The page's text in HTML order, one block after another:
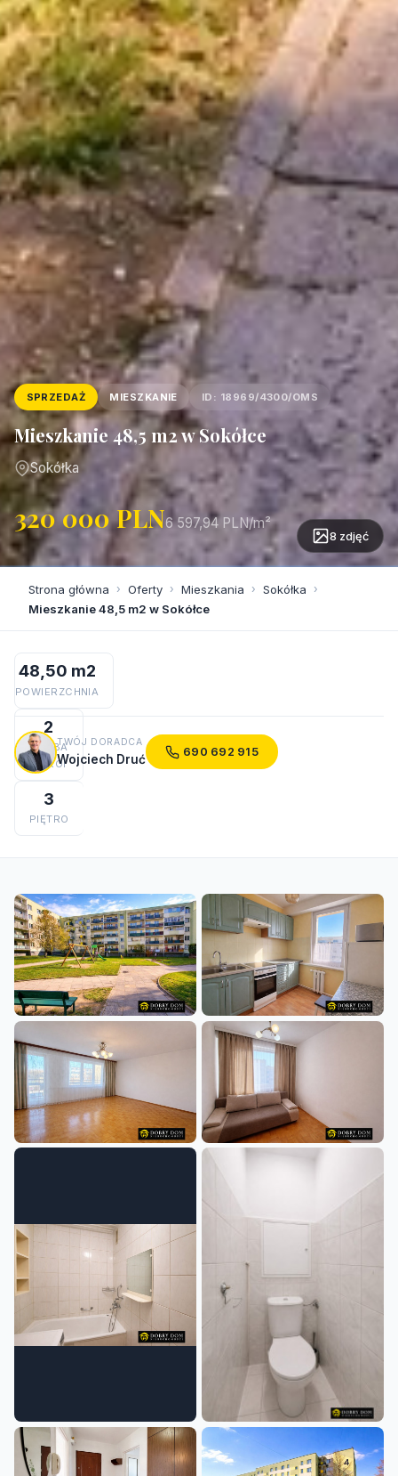
SPRZEDAŻ MIESZKANIE ID: 18969/4300/OMS
Mieszkanie 48,5 m2 w Sokółce
Sokółka
320 000 PLN6 597,94 PLN/m²
8 zdjęć
Strona główna › Oferty › Mieszkania › Sokółka ›
Mieszkanie 48,5 m2 w Sokółce
48,50 m2
POWIERZCHNIA
2
LICZBA
POKOI
3
PIĘTRO
TWÓJ DORADCA
Wojciech Druć 690 692 915